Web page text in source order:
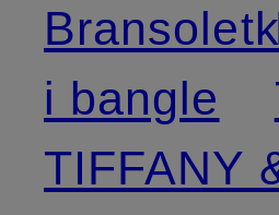
i bangle
TIFFANY